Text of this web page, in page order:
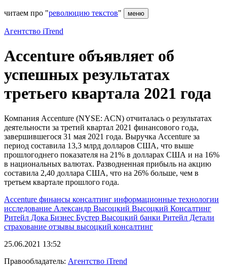
читаем про "революцию текстов" меню
Агентство iTrend
Accenture объявляет об
успешных результатах
третьего квартала 2021 года
Компания Accenture (NYSE: ACN) отчиталась о результатах
деятельности за третий квартал 2021 финансового года,
завершившегося 31 мая 2021 года. Выручка Accenture за
период составила 13,3 млрд долларов США, что выше
прошлогоднего показателя на 21% в долларах США и на 16%
в национальных валютах. Разводненная прибыль на акцию
составила 2,40 доллара США, что на 26% больше, чем в
третьем квартале прошлого года.
Accenture финансы консалтинг информационные технологии
исследование Александр Высоцкий Высоцкий Консалтинг
Ритейл Дока Бизнес Бустер Высоцкий банки Ритейл Детали
страхование отзывы высоцкий консалтинг
25.06.2021 13:52
Правообладатель: Агентство iTrend